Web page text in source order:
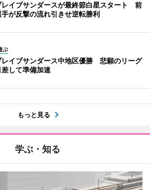
レイブサンダースが最終節白星スタート 前
手が反撃の流れ引きせ逆転勝利
ぶ
レイブサンダース中地区優勝 悲願のリーグ
して準備加速
もっと見る
学ぶ・知る